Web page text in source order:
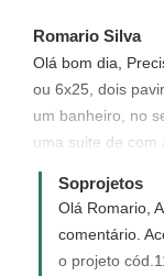
tenha
entre em
felizes em
Romario Silva
Olá bom dia,
ou 6x25, dois
um banheiro, no
uma suite de com
quartos com um
obiter um projeto
via email.
Soprojetos
Olá Romario,
comentário.
o projeto